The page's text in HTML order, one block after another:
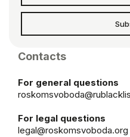
Contacts
For general questions
For legal questions
legal@roskomsvoboda.org